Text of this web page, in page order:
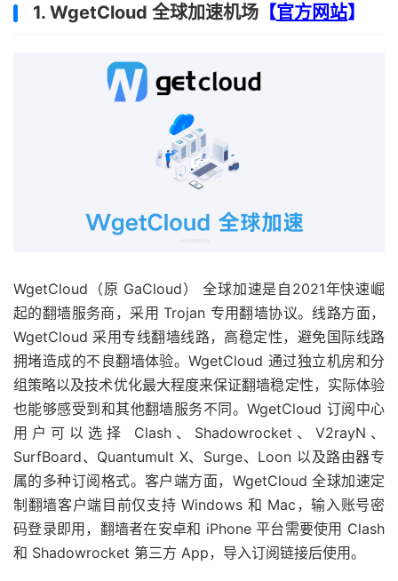
1. WgetCloud 全球加速机场 【官方网站】
WgetCloud（原 GaCloud） 全球加速是自2021年快速崛
起的翻墙服务商，采用 Trojan 专用翻墙协议。线路方面，
WgetCloud 采用专线翻墙线路，高稳定性，避免国际线路
拥堵造成的不良翻墙体验。WgetCloud 通过独立机房和分
组策略以及技术优化最大程度来保证翻墙稳定性，实际体验
也能够感受到和其他翻墙服务不同。WgetCloud 订阅中心
用户可以选择 Clash、Shadowrocket、V2rayN、
SurfBoard、Quantumult X、Surge、Loon 以及路由器专
属的多种订阅格式。客户端方面，WgetCloud 全球加速定
制翻墙客户端目前仅支持 Windows 和 Mac，输入账号密
码登录即用，翻墙者在安卓和 iPhone 平台需要使用 Clash
和 Shadowrocket 第三方 App，导入订阅链接后使用。